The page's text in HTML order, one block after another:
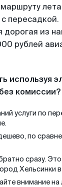
дорогая из
рублей
используя
комиссии?
услуги по
по
сразу.
Хельсинки
внимание на